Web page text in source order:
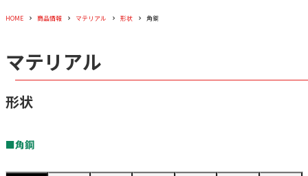
HOME 商品情報 マテリアル 形状 角鋼
マテリアル
形状
■角鋼